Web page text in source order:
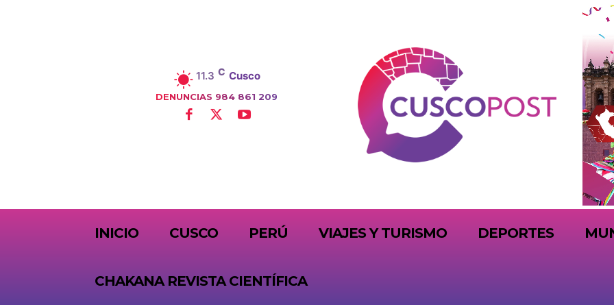
11.3 C Cusco
DENUNCIAS 984 861 209
INICIO CUSCO PERÚ VIAJES Y TURISMO DEPORTES
CHAKANA REVISTA CIENTÍFICA